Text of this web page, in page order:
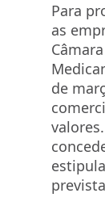
Para
as
de